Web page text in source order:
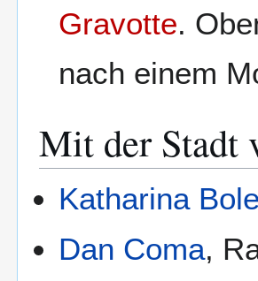
Gravotte.
nach einem
Mit der Stadt
Katharina
Dan Coma,